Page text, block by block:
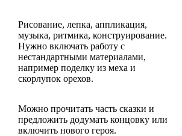
Рисование, лепка, аппликация,
музыка, ритмика, конструирование.
Нужно включать работу с
нестандартными материалами,
например поделку из меха и
скорлупок орехов.
Можно прочитать часть сказки и
предложить додумать концовку или
включить нового героя.